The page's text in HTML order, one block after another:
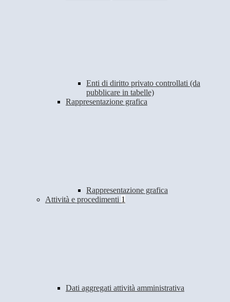
Enti di diritto privato controllati (da
pubblicare in tabelle)
Rappresentazione grafica
Rappresentazione grafica
Attività e procedimenti 1
Dati aggregati attività amministrativa